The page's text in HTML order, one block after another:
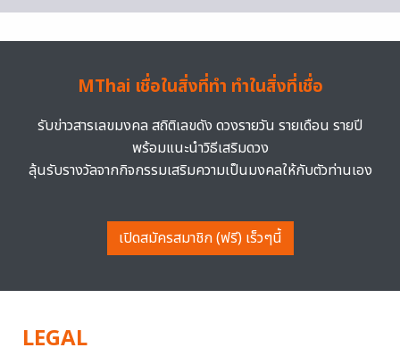
MThai เชื่อในสิ่งที่ทำ ทำในสิ่งที่เชื่อ
รับข่าวสารเลขมงคล สถิติเลขดัง ดวงรายวัน รายเดือน รายปี
พร้อมแนะนำวิธีเสริมดวง
ลุ้นรับรางวัลจากกิจกรรมเสริมความเป็นมงคลให้กับตัวท่านเอง
เปิดสมัครสมาชิก (ฟรี) เร็วๆนี้
LEGAL